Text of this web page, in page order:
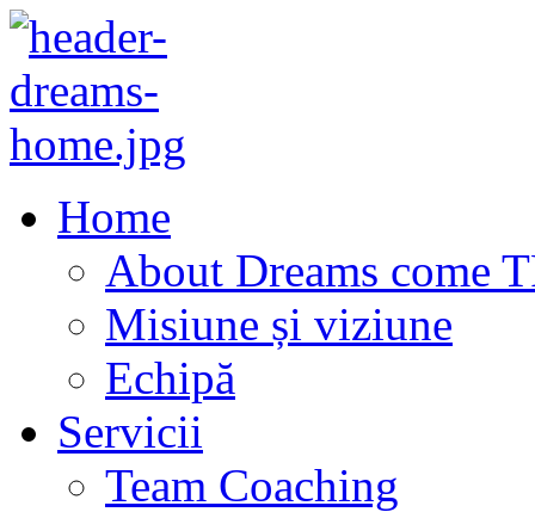
Home
About Dreams come
Misiune și viziune
Echipă
Servicii
Team Coaching